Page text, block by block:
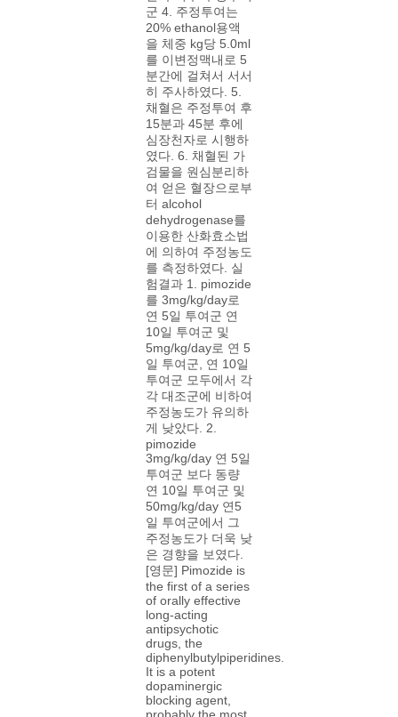
군 4. 주정투여는
20% ethanol용액
을 체중 kg당 5.0ml
를 이변정맥내로 5
분간에 걸쳐서 서서
히 주사하였다. 5.
채혈은 주정투여 후
15분과 45분 후에
심장천자로 시행하
였다. 6. 채혈된 가
검물을 원심분리하
여 얻은 혈장으로부
터 alcohol
dehydrogenase를
이용한 산화효소법
에 의하여 주정농도
를 측정하였다. 실
험결과 1. pimozide
를 3mg/kg/day로
연 5일 투여군 연
10일 투여군 및
5mg/kg/day로 연 5
일 투여군, 연 10일
투여군 모두에서 각
각 대조군에 비하여
주정농도가 유의하
게 낮았다. 2.
pimozide
3mg/kg/day 연 5일
투여군 보다 동량
연 10일 투여군 및
50mg/kg/day 연5
일 투여군에서 그
주정농도가 더욱 낮
은 경향을 보였다.
[영문] Pimozide is
the first of a series
of orally effective
long-acting
antipsychotic
drugs, the
diphenylbutylpiperidines.
It is a potent
dopaminergic
blocking agent,